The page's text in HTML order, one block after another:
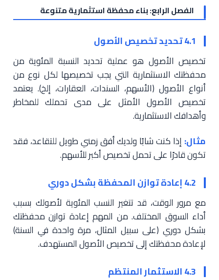
الفصل الرابع: بناء محفظة استثمارية متنوعة
4.1 تحديد تخصيص الأصول
تخصيص الأصول هو عملية تحديد النسبة المئوية من
محفظتك الاستثمارية التي يجب تخصيصها لكل نوع من
أنواع الأصول (الأسهم، السندات، العقارات، إلخ). يعتمد
تخصيص الأصول الأمثل على مدى تحملك للمخاطر
وأهدافك الاستثمارية.
مثال: إذا كنت شابًا ولديك أفق زمني طويل للتقاعد، فقد
تكون قادرًا على تحمل تخصيص أكبر للأسهم.
4.2 إعادة توازن المحفظة بشكل دوري
مع مرور الوقت، قد تتغير النسب المئوية لأصولك بسبب
أداء السوق المختلف. من المهم إعادة توازن محفظتك
بشكل دوري (على سبيل المثال، مرة واحدة في السنة)
لإعادة محفظتك إلى تخصيص الأصول المستهدف.
4.3 الاستثمار المنتظم